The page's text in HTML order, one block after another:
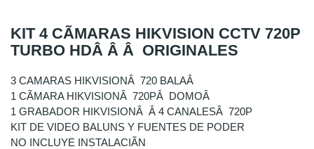
KIT 4 CÃMARAS HIKVISION CCTV 720P
TURBO HDÂ Â Â ORIGINALES
3 CAMARAS HIKVISIONÂ 720 BALAÂ
1 CÃMARA HIKVISIONÂ 720PÂ DOMOÂ
1 GRABADOR HIKVISIONÂ Â 4 CANALESÂ 720P
KIT DE VIDEO BALUNS Y FUENTES DE PODER
NO INCLUYE INSTALACIÃN